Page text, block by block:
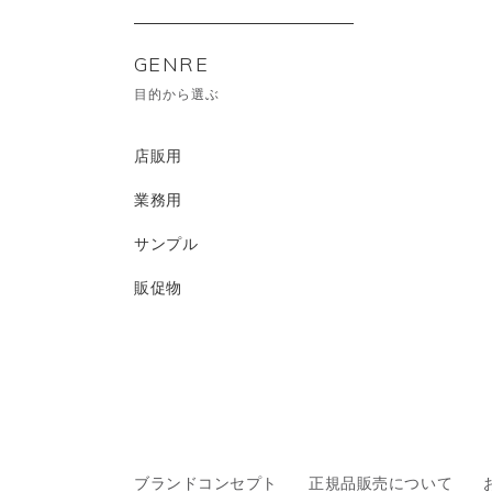
GENRE
目的から選ぶ
店販用
業務用
サンプル
販促物
ブランドコンセプト 正規品販売について